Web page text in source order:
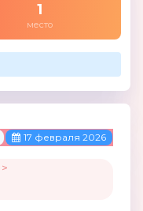
1
место
17 февраля 2026
>